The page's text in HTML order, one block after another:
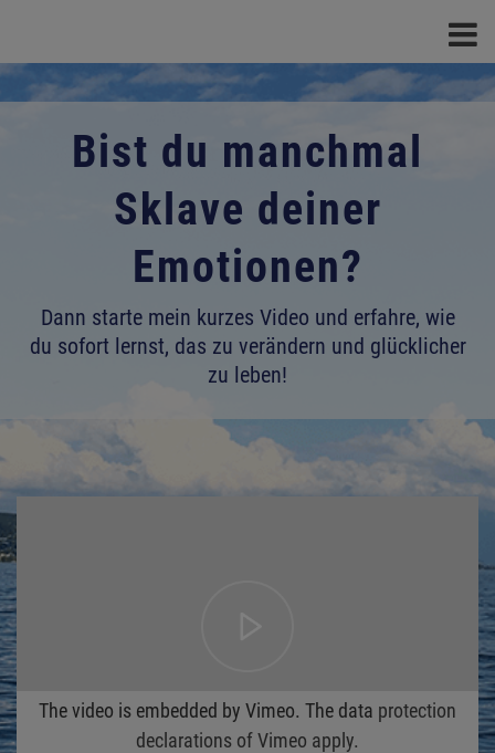
Bist du manchmal
Sklave deiner
Emotionen?
Dann starte mein kurzes Video und erfahre, wie
du sofort lernst, das zu verändern und glücklicher
zu leben!
The video is embedded by Vimeo. The data protection
declarations of Vimeo apply.